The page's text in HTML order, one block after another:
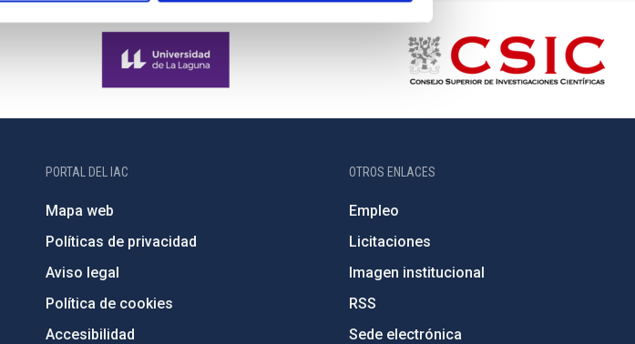
PORTAL DEL IAC
Mapa web
Políticas de privacidad
Aviso legal
Política de cookies
Accesibilidad
OTROS ENLACES
Empleo
Licitaciones
Imagen institucional
RSS
Sede electrónica